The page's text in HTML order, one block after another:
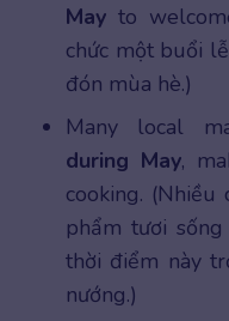
May to
chức một buổi
đón mùa hè.)
Many local
during May,
cooking. (Nhiều
phẩm tươi
thời điểm này
nướng.)